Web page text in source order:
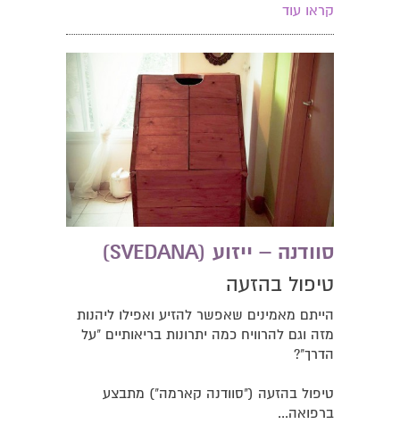
קראו עוד
סוודנה – ייזוע (SVEDANA)
טיפול בהזעה
הייתם מאמינים שאפשר להזיע ואפילו ליהנות
מזה וגם להרוויח כמה יתרונות בריאותיים "על
הדרך"?
טיפול בהזעה ("סוודנה קארמה") מתבצע
ברפואה...